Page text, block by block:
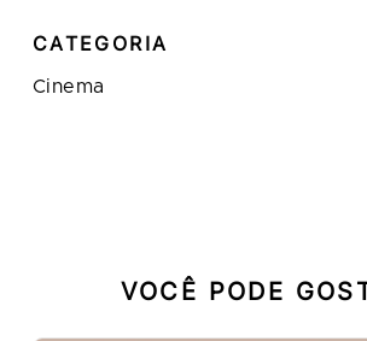
CATEGORIA
Cinema
VOCÊ PODE